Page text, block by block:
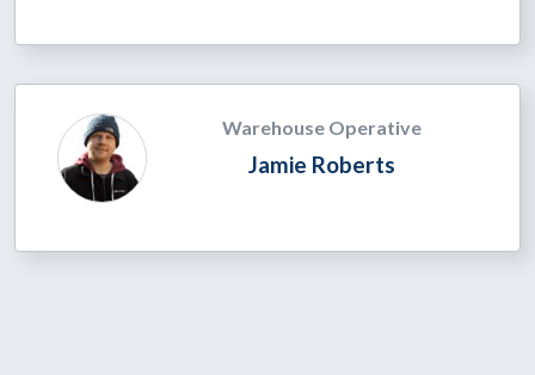
Warehouse Operative
Jamie Roberts